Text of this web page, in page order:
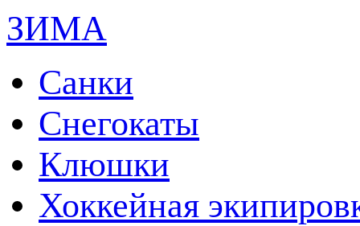
ЗИМА
Санки
Снегокаты
Клюшки
Хоккейная